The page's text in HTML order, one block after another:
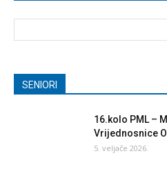
SENIORI
16.kolo PML –
Vrijednosnice
5. veljače 2026.